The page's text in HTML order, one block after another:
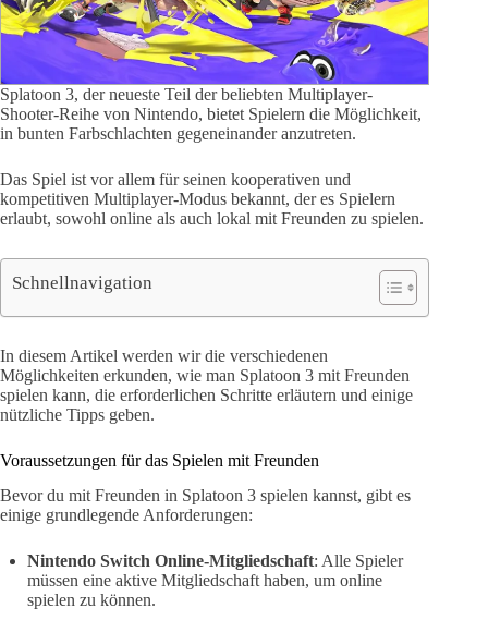
Splatoon 3, der neueste Teil der beliebten Multiplayer-
Shooter-Reihe von Nintendo, bietet Spielern die Möglichkeit,
in bunten Farbschlachten gegeneinander anzutreten.
Das Spiel ist vor allem für seinen kooperativen und
kompetitiven Multiplayer-Modus bekannt, der es Spielern
erlaubt, sowohl online als auch lokal mit Freunden zu spielen.
Schnellnavigation
In diesem Artikel werden wir die verschiedenen
Möglichkeiten erkunden, wie man Splatoon 3 mit Freunden
spielen kann, die erforderlichen Schritte erläutern und einige
nützliche Tipps geben.
Voraussetzungen für das Spielen mit Freunden
Bevor du mit Freunden in Splatoon 3 spielen kannst, gibt es
einige grundlegende Anforderungen:
Nintendo Switch Online-Mitgliedschaft: Alle Spieler
müssen eine aktive Mitgliedschaft haben, um online
spielen zu können.